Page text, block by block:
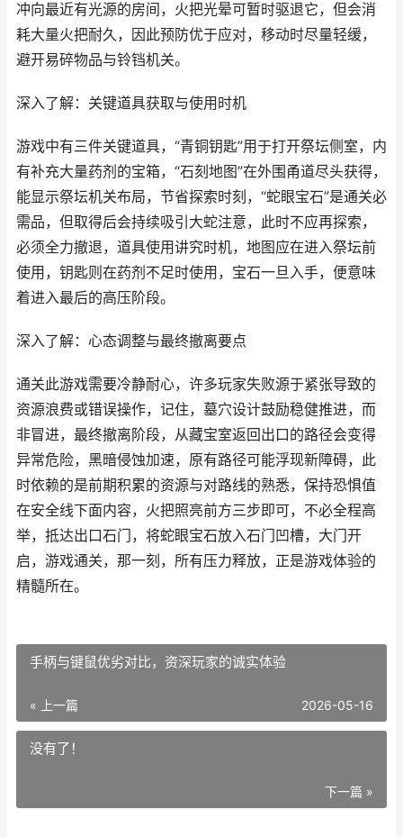
冲向最近有光源的房间，火把光晕可暂时驱退它，但会消
耗大量火把耐久，因此预防优于应对，移动时尽量轻缓，
避开易碎物品与铃铛机关。
深入了解：关键道具获取与使用时机
游戏中有三件关键道具，“青铜钥匙”用于打开祭坛侧室，内
有补充大量药剂的宝箱，“石刻地图”在外围甬道尽头获得，
能显示祭坛机关布局，节省探索时刻，“蛇眼宝石”是通关必
需品，但取得后会持续吸引大蛇注意，此时不应再探索，
必须全力撤退，道具使用讲究时机，地图应在进入祭坛前
使用，钥匙则在药剂不足时使用，宝石一旦入手，便意味
着进入最后的高压阶段。
深入了解：心态调整与最终撤离要点
通关此游戏需要冷静耐心，许多玩家失败源于紧张导致的
资源浪费或错误操作，记住，墓穴设计鼓励稳健推进，而
非冒进，最终撤离阶段，从藏宝室返回出口的路径会变得
异常危险，黑暗侵蚀加速，原有路径可能浮现新障碍，此
时依赖的是前期积累的资源与对路线的熟悉，保持恐惧值
在安全线下面内容，火把照亮前方三步即可，不必全程高
举，抵达出口石门，将蛇眼宝石放入石门凹槽，大门开
启，游戏通关，那一刻，所有压力释放，正是游戏体验的
精髓所在。
手柄与键鼠优劣对比，资深玩家的诚实体验
« 上一篇 2026-05-16
没有了！
下一篇 »